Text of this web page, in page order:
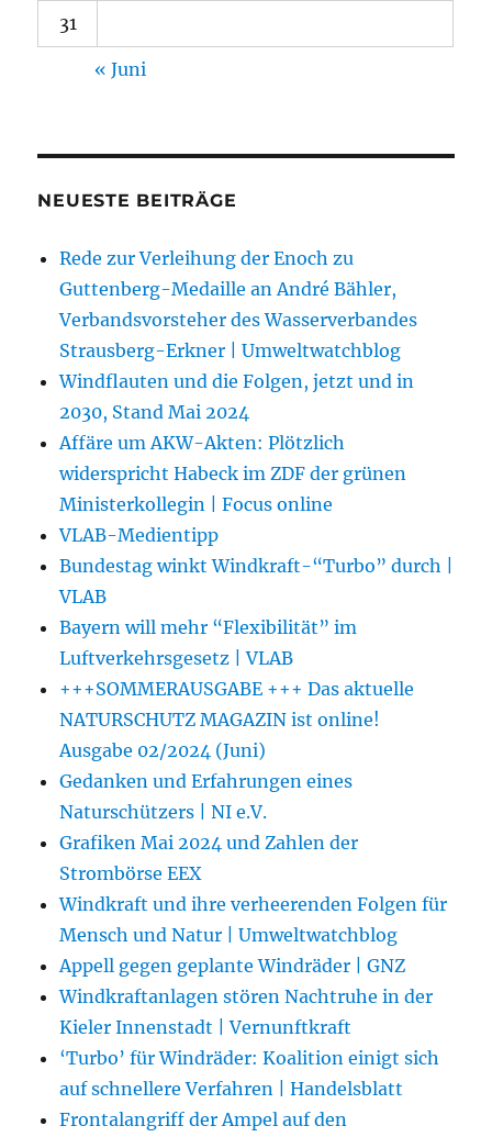
31
« Juni
NEUESTE BEITRÄGE
Rede zur Verleihung der Enoch zu
Guttenberg-Medaille an André Bähler,
Verbandsvorsteher des Wasserverbandes
Strausberg-Erkner | Umweltwatchblog
Windflauten und die Folgen, jetzt und in
2030, Stand Mai 2024
Affäre um AKW-Akten: Plötzlich
widerspricht Habeck im ZDF der grünen
Ministerkollegin | Focus online
VLAB-Medientipp
Bundestag winkt Windkraft-“Turbo” durch |
VLAB
Bayern will mehr “Flexibilität” im
Luftverkehrsgesetz | VLAB
+++SOMMERAUSGABE +++ Das aktuelle
NATURSCHUTZ MAGAZIN ist online!
Ausgabe 02/2024 (Juni)
Gedanken und Erfahrungen eines
Naturschützers | NI e.V.
Grafiken Mai 2024 und Zahlen der
Strombörse EEX
Windkraft und ihre verheerenden Folgen für
Mensch und Natur | Umweltwatchblog
Appell gegen geplante Windräder | GNZ
Windkraftanlagen stören Nachtruhe in der
Kieler Innenstadt | Vernunftkraft
‘Turbo’ für Windräder: Koalition einigt sich
auf schnellere Verfahren | Handelsblatt
Frontalangriff der Ampel auf den